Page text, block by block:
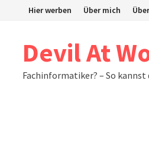
Hier werben Über mich
Devil At
Fachinformatiker? – So